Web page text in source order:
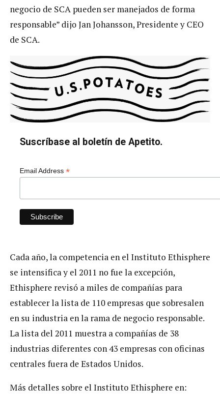
negocio de SCA pueden ser manejados de forma
responsable” dijo Jan Johansson, Presidente y CEO
de SCA.
Suscríbase al boletín de Apetito.
Email Address *
Cada año, la competencia en el Instituto Ethisphere
se intensifica y el 2011 no fue la excepción,
Ethisphere revisó a miles de compañías para
establecer la lista de 110 empresas que sobresalen
en su industria en la rama de negocio responsable.
La lista del 2011 muestra a compañías de 38
industrias diferentes con 43 empresas con oficinas
centrales fuera de Estados Unidos.
Más detalles sobre el Instituto Ethisphere en: